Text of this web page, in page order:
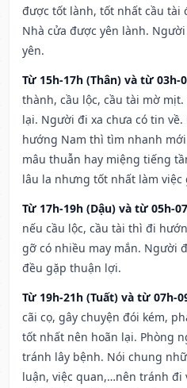
được tốt lành, tốt nhất cầu tài
Nhà cửa được yên lành.
yên.
Từ 15h-17h (Thân) và từ 03h-
thành, cầu lộc, cầu tài mờ
lại. Người đi xa chưa có tin
hướng Nam thì tìm nhanh
mâu thuẫn hay miệng tiếng
lâu la nhưng tốt nhất làm việc
Từ 17h-19h (Dậu) và từ 05h-
nếu cầu lộc, cầu tài thì đi
gỡ có nhiều may mắn. Người
đều gặp thuận lợi.
Từ 19h-21h (Tuất) và từ 07h-
cãi cọ, gây chuyện đói kém,
tốt nhất nên hoãn lại. Phòng
tránh lây bệnh. Nói chung
luận, việc quan,…nên tránh đi